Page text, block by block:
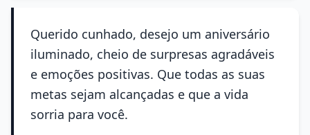
Querido cunhado, desejo um aniversário
iluminado, cheio de surpresas agradáveis
e emoções positivas. Que todas as suas
metas sejam alcançadas e que a vida
sorria para você.